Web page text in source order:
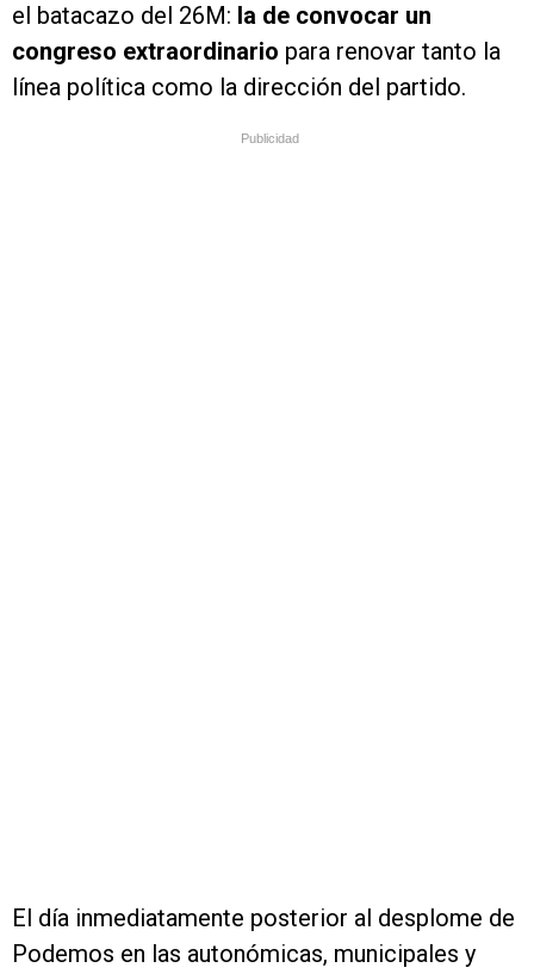
el batacazo del 26M: la de convocar un
congreso extraordinario para renovar tanto la
línea política como la dirección del partido.
Publicidad
El día inmediatamente posterior al desplome de
Podemos en las autonómicas, municipales y